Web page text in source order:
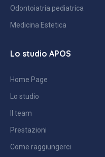
Odontoiatria pediatrica
Medicina Estetica
Lo studio APOS
Home Page
Lo studio
Il team
Prestazioni
Come raggiungerci